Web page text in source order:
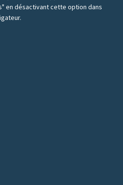
en désactivant cette option dans